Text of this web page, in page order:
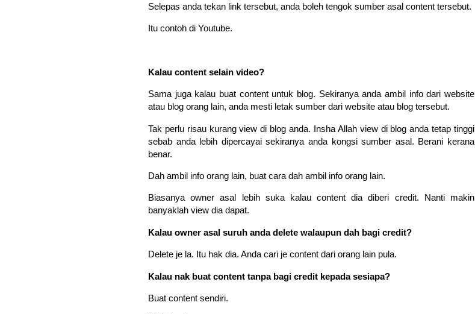
Selepas anda tekan link tersebut, anda boleh tengok sumber asal content tersebut.
Itu contoh di Youtube.
Kalau content selain video?
Sama juga kalau buat content untuk blog. Sekiranya anda ambil info dari website
atau blog orang lain, anda mesti letak sumber dari website atau blog tersebut.
Tak perlu risau kurang view di blog anda. Insha Allah view di blog anda tetap tinggi
sebab anda lebih dipercayai sekiranya anda kongsi sumber asal. Berani kerana
benar.
Dah ambil info orang lain, buat cara dah ambil info orang lain.
Biasanya owner asal lebih suka kalau content dia diberi credit. Nanti makin
banyaklah view dia dapat.
Kalau owner asal suruh anda delete walaupun dah bagi credit?
Delete je la. Itu hak dia. Anda cari je content dari orang lain pula.
Kalau nak buat content tanpa bagi credit kepada sesiapa?
Buat content sendiri.